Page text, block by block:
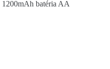
batéria AA